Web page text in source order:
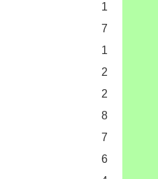
1
7
1
2
2
8
7
6